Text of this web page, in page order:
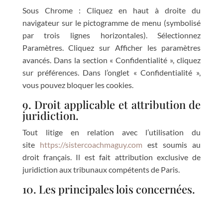
Sous Chrome : Cliquez en haut à droite du
navigateur sur le pictogramme de menu (symbolisé
par trois lignes horizontales). Sélectionnez
Paramètres. Cliquez sur Afficher les paramètres
avancés. Dans la section « Confidentialité », cliquez
sur préférences. Dans l’onglet « Confidentialité »,
vous pouvez bloquer les cookies.
9. Droit applicable et attribution de
juridiction.
Tout litige en relation avec l’utilisation du
site https://sistercoachmaguy.com est soumis au
droit français. Il est fait attribution exclusive de
juridiction aux tribunaux compétents de Paris.
10. Les principales lois concernées.